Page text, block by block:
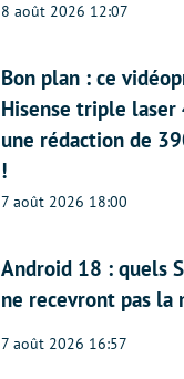
8 août 2026 12:07
Bon plan : ce
Hisense triple laser
une rédaction de
!
7 août 2026 18:00
Android 18 : quels
ne recevront pas la
7 août 2026 16:57